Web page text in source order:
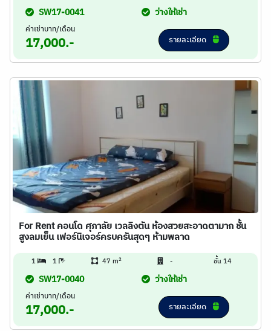
SW17-0041 ว่างให้เช่า
ค่าเช่าบาท/เดือน
17,000.- รายละเอียด
For Rent คอนโด ศุภาลัย เวลลิงตัน ห้องสวยสะอาดตามาก ชั้น
สูงลมเย็น เฟอร์นิเจอร์ครบครันสุดๆ ห้ามพลาด
1 1 47 m2 - ชั้น 14
SW17-0040 ว่างให้เช่า
ค่าเช่าบาท/เดือน
17,000.- รายละเอียด